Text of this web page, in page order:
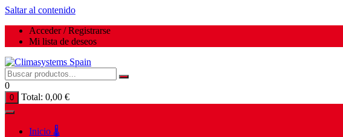
Saltar al contenido
Acceder / Registrarse
Mi lista de deseos
0
0 Total: 0,00 €
Inicio 🌡️